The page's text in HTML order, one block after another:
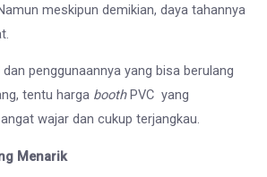
meskipun demikian, daya tahannya
penggunaannya yang bisa berulang
tentu harga boothPVC yang
wajar dan cukup terjangkau.
Menarik